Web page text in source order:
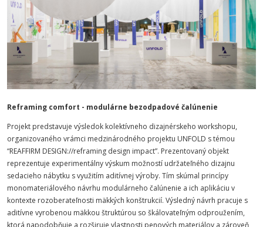
Reframing comfort - modulárne bezodpadové čalúnenie
Projekt predstavuje výsledok kolektívneho dizajnérskeho workshopu,
organizovaného vrámci medzinárodného projektu UNFOLD s témou
“REAFFIRM DESIGN://reframing design impact”. Prezentovaný objekt
reprezentuje experimentálny výskum možností udržateľného dizajnu
sedacieho nábytku s využitím aditívnej výroby. Tím skúmal princípy
monomateriálového návrhu modulárneho čalúnenie a ich aplikáciu v
kontexte rozoberateľnosti mäkkých konštrukcií. Výsledný návrh pracuje s
aditívne vyrobenou mäkkou štruktúrou so škálovateľným odproužením,
ktorá napodobňuje a rozširuje vlastnosti penových materiálov a zároveň